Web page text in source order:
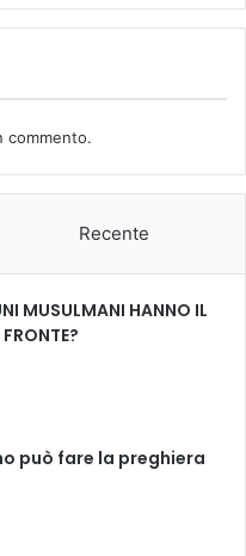
commento.
Recente
MUSULMANI HANNO IL
può fare la preghiera